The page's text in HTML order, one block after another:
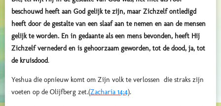
beschouwd heeft aan God gelijk te zijn, maar Zichzelf ontledigd
heeft door de gestalte van een slaaf aan te nemen en aan de mensen
gelijk te worden. En in gedaante als een mens bevonden, heeft Hij
Zichzelf vernederd en is gehoorzaam geworden, tot de dood, ja, tot
de kruisdood.
Yeshua die opnieuw komt om Zijn volk te verlossen die straks zijn
voeten op de Olijfberg zet.(Zacharia 14:4).